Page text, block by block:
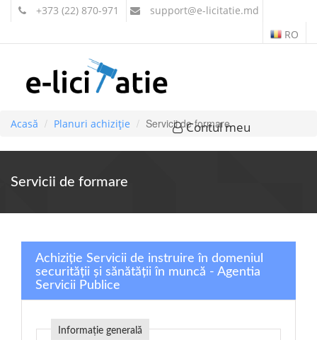
+373 (22) 870-971 support@e-licitatie.md
RO
Contul meu
Acasă Planuri achiziție Servicii de formare
Servicii de formare
Achiziție Servicii de instruire în domeniul
securităţii şi sănătăţii în muncă - Agentia
Servicii Publice
Informație generală